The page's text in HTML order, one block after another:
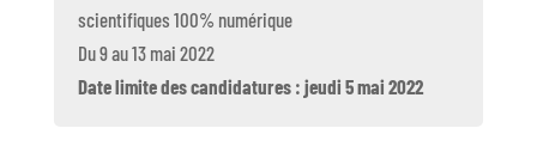
scientifiques 100% numérique
Du 9 au 13 mai 2022
Date limite des candidatures : jeudi 5 mai 2022